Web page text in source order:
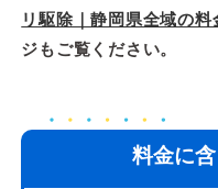
リ駆除｜静岡県全域の
ジもご覧ください。
料金に